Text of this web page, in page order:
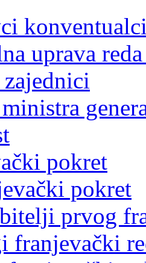
uprava
pokret
pokret
prvog
franjevački